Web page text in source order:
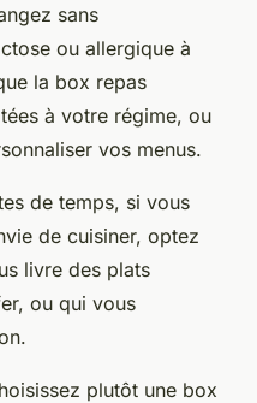
sans
ou allergique à
la box repas
à votre régime, ou
vos menus.
de temps, si vous
de cuisiner, optez
livre des plats
ou qui vous
plutôt une box